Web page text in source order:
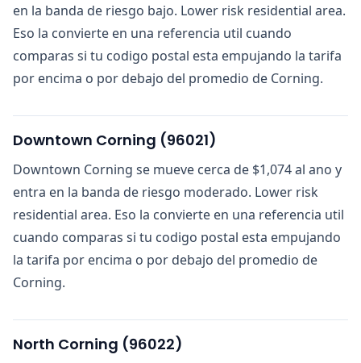
en la banda de riesgo bajo. Lower risk residential area.
Eso la convierte en una referencia util cuando
comparas si tu codigo postal esta empujando la tarifa
por encima o por debajo del promedio de Corning.
Downtown Corning (96021)
Downtown Corning se mueve cerca de $1,074 al ano y
entra en la banda de riesgo moderado. Lower risk
residential area. Eso la convierte en una referencia util
cuando comparas si tu codigo postal esta empujando
la tarifa por encima o por debajo del promedio de
Corning.
North Corning (96022)